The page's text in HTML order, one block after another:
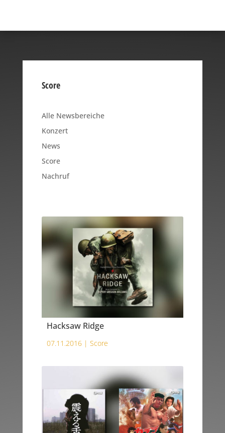
Score
Alle Newsbereiche
Konzert
News
Score
Nachruf
Hacksaw Ridge
07.11.2016 | Score